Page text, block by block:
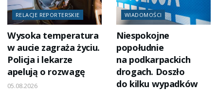
RELACJE REPORTERSKIE
Wysoka temperatura
w aucie zagraża życiu.
Policja i lekarze
apelują o rozwagę
05.08.2026
WIADOMOŚCI
Niespokojne
popołudnie
na podkarpackich
drogach. Doszło
do kilku wypadków